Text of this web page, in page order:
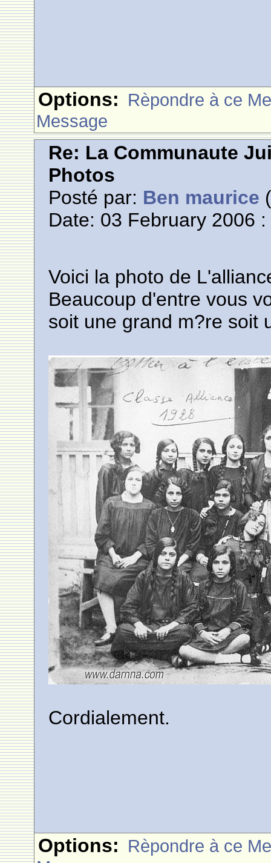
Options: Rèpondre à ce
Message
Re: La Communaute
Photos
Posté par: Ben maurice
Date: 03 February 2006
Voici la photo de
Beaucoup d'entre vous
soit une grand m?re soit
Cordialement.
Options: Rèpondre à ce